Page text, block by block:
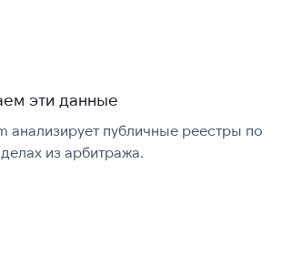
эти данные
анализирует публичные реестры по
из арбитража.